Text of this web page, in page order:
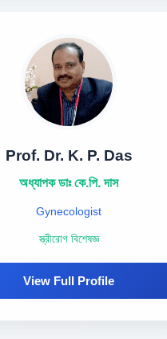
Prof. Dr. K. P. Das
অধ্যাপক ডাঃ কে.পি. দাস
Gynecologist
স্ত্রীরোগ বিশেষজ্ঞ
View Full Profile